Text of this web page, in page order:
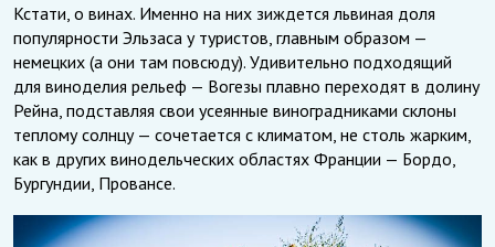
Кстати, о винах. Именно на них зиждется львиная доля
популярности Эльзаса у туристов, главным образом —
немецких (а они там повсюду). Удивительно подходящий
для виноделия рельеф — Вогезы плавно переходят в долину
Рейна, подставляя свои усеянные виноградниками склоны
теплому солнцу — сочетается с климатом, не столь жарким,
как в других винодельческих областях Франции — Бордо,
Бургундии, Провансе.